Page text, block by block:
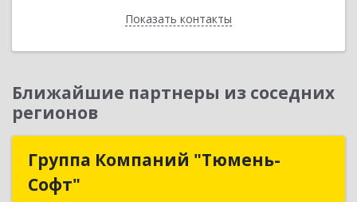
Показать контакты
Назад
Ближайшие партнеры из соседних
регионов
Группа Компаний "Тюмень-
Софт"
Группа Компаний "Тюмень-